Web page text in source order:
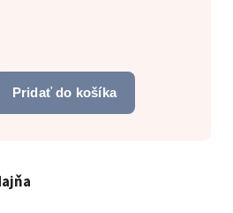
Pridať do košíka